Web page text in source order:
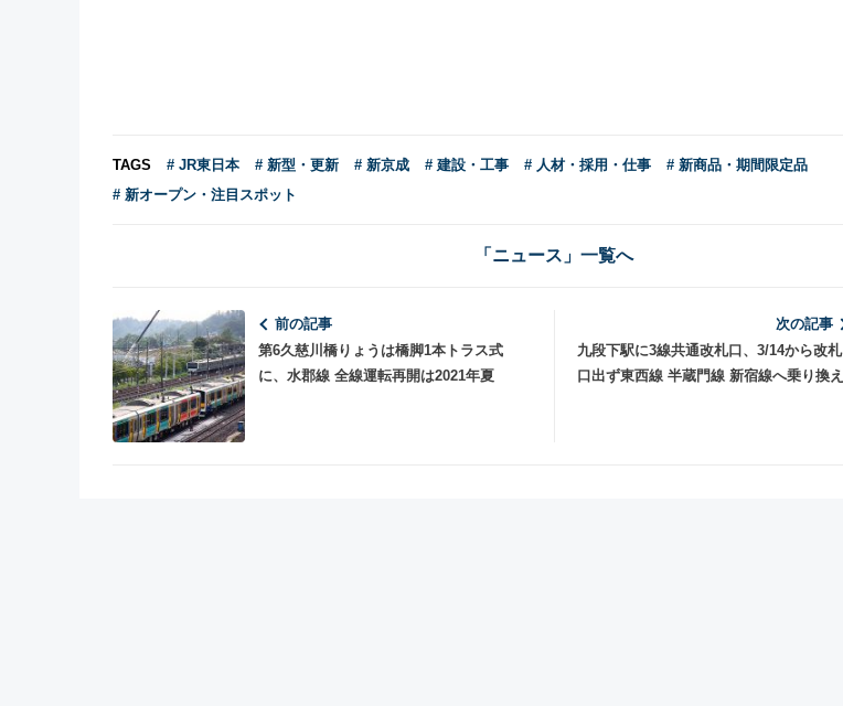
TAGS # JR東日本 # 新型・更新 # 新京成 # 建設・工事 # 人材・採用・仕事
# 新商品・期間限定品
# 新オープン・注目スポット
「ニュース」一覧へ
前の記事
第6久慈川橋りょうは橋脚1本トラス式
に、水郡線 全線運転再開は2021年夏
次の記事
九段下駅に3線共通改札口、3/14から改札
口出ず東西線 半蔵門線 新宿線へ乗り換え